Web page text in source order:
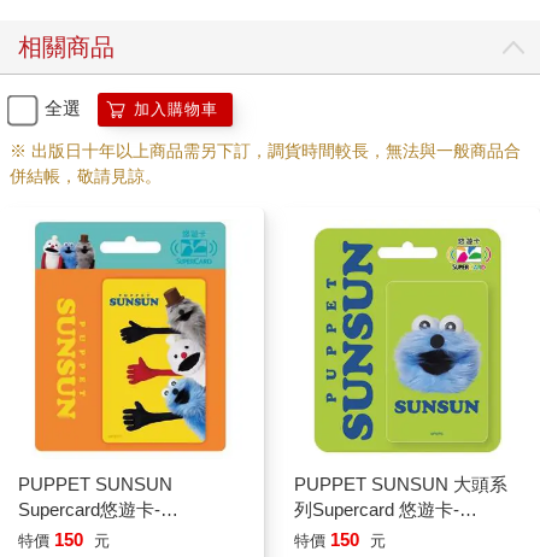
相關商品
全選 加入購物車
※ 出版日十年以上商品需另下訂，調貨時間較長，無法與一般商品合
併結帳，敬請見諒。
PUPPET SUNSUN
Supercard悠遊卡-
HelloHello【受託代銷】
特價 150 元
PUPPET SUNSUN 大頭系
列Supercard 悠遊卡-
SUNSUN【受託代銷】
特價 150 元